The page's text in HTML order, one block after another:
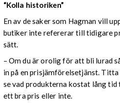
“Kolla historiken”
En av de saker som Hagman vill
butiker inte refererar till tidigare
sätt.
– Om du är orolig för att bli lurad
in på en prisjämförelsetjänst. Titta
se vad produkterna kostat lång tid
ett bra pris eller inte.